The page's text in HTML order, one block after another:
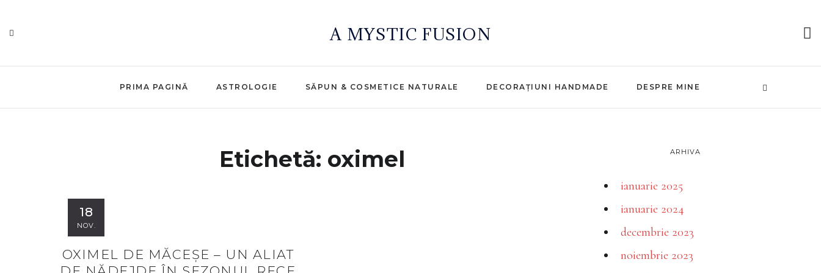
A MYSTIC FUSION
PRIMA PAGINĂ ASTROLOGIE SĂPUN & COSMETICE NATURALE DECORAȚIUNI HANDMADE DESPRE MINE
Etichetă: oximel
18
NOV.
OXIMEL DE MĂCEȘE – UN ALIAT
ARHIVA
ianuarie 2025
ianuarie 2024
decembrie 2023
noiembrie 2023